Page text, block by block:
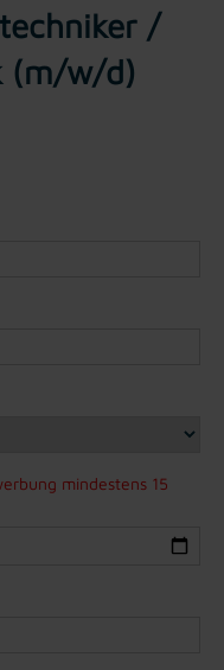
/
(m/w/d)
mindestens 15